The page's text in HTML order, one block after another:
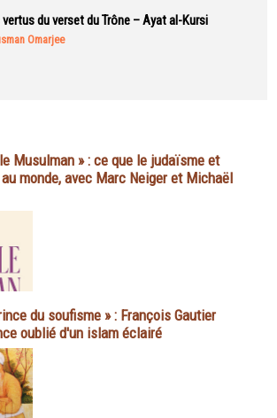
vertus du verset du Trône – Ayat al-Kursi
Omarjee
Musulman » : ce que le judaïsme et
monde, avec Marc Neiger et Michaël
du soufisme » : François Gautier
oublié d'un islam éclairé